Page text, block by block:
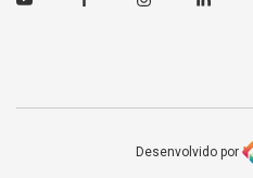
Desenvolvido por